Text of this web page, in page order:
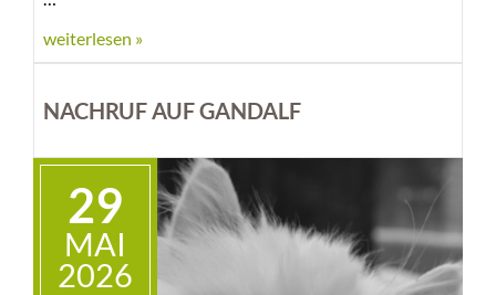
weiterlesen »
NACHRUF AUF GANDALF
29
MAI
2026